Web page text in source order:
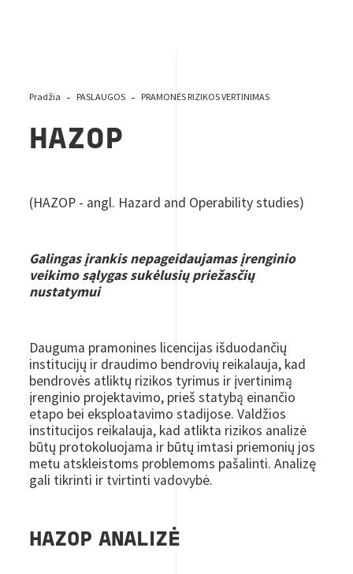
Pradžia PASLAUGOS PRAMONĖS RIZIKOS VERTINIMAS
HAZOP
(HAZOP - angl. Hazard and Operability studies)
Galingas įrankis nepageidaujamas įrenginio
veikimo sąlygas sukėlusių priežasčių
nustatymui
Dauguma pramonines licencijas išduodančių
institucijų ir draudimo bendrovių reikalauja, kad
bendrovės atliktų rizikos tyrimus ir įvertinimą
įrenginio projektavimo, prieš statybą einančio
etapo bei eksploatavimo stadijose. Valdžios
institucijos reikalauja, kad atlikta rizikos analizė
būtų protokoluojama ir būtų imtasi priemonių jos
metu atskleistoms problemoms pašalinti. Analizę
gali tikrinti ir tvirtinti vadovybė.
HAZOP ANALIZĖ